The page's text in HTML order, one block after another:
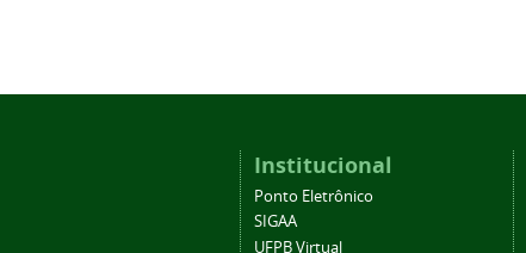
Institucional
Ponto Eletrônico
SIGAA
UFPB Virtual